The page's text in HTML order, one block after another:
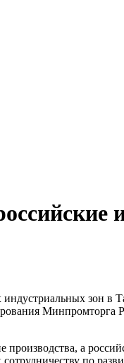
зон в
производства, а
сотрудничеству по